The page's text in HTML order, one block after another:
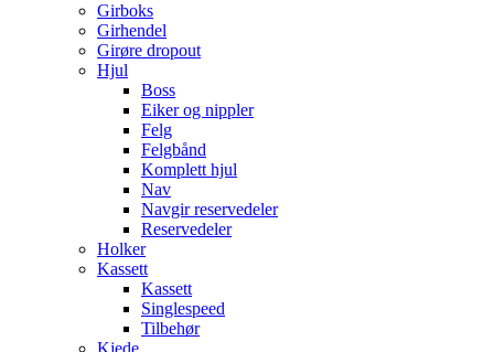
Girboks
Girhendel
Girøre dropout
Hjul
Boss
Eiker og nippler
Felg
Felgbånd
Komplett hjul
Nav
Navgir reservedeler
Reservedeler
Holker
Kassett
Kassett
Singlespeed
Tilbehør